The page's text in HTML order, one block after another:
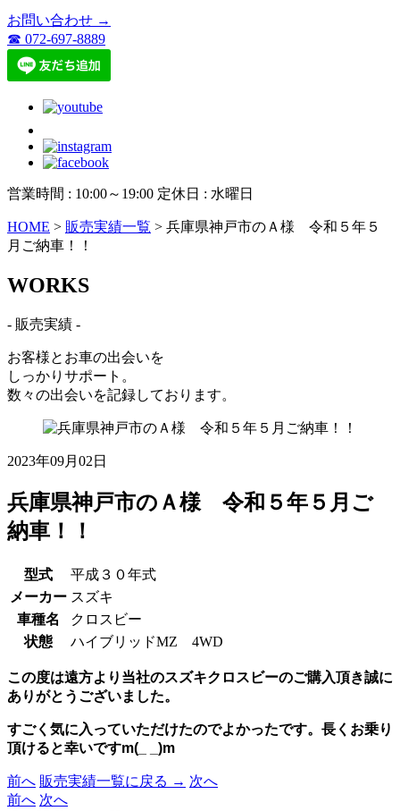
お問い合わせ →
☎ 072-697-8889
営業時間 : 10:00～19:00 定休日 : 水曜日
HOME > 販売実績一覧 > 兵庫県神戸市のＡ様 令和５年５
月ご納車！！
WORKS
- 販売実績 -
お客様とお車の出会いを
しっかりサポート。
数々の出会いを記録しております。
2023年09月02日
兵庫県神戸市のＡ様 令和５年５月ご
納車！！
型式
平成３０年式
メーカー スズキ
車種名
クロスビー
状態
ハイブリッドMZ 4WD
この度は遠方より当社のスズキクロスビーのご購入頂き誠に
ありがとうございました。
すごく気に入っていただけたのでよかったです。長くお乗り
頂けると幸いですm(_ _)m
前へ 販売実績一覧に戻る → 次へ
前へ 次へ